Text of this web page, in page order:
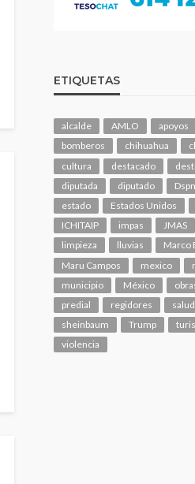
ETIQUETAS
alcalde AMLO apoyos
bomberos
chihuahua
cultura
destacado
diputada
diputado
estado
Estados Unidos
ICHITAIP
impas JMAS
limpieza
lluvias
Marco
Maru Campos
mexico
municipio
México
predial
regidores salud
sheinbaum
Trump
violencia